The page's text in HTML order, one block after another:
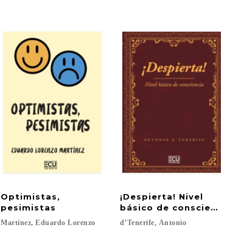
Optimistas,
pesimistas
Martínez, Eduardo Lorenzo
¡Despierta! Nivel
básico de consciencia
d’Tenerife, Antonio